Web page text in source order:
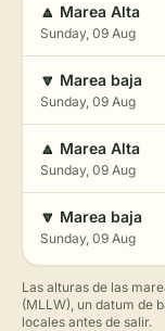
🔼 Marea Alta
Sunday, 09 Aug
🔽 Marea baja
Sunday, 09 Aug
🔼 Marea Alta
Sunday, 09 Aug
🔽 Marea baja
Sunday, 09 Aug
Las alturas de las
(MLLW), un datum de
locales antes de salir.